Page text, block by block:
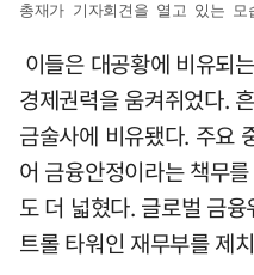
총재가 기자회견을 열고 있는 모
이들은 대공황에 비유되
경제권력을 움켜쥐었다.
금술사에 비유됐다. 주요
어 금융안정이라는 책무
도 더 넓혔다. 글로벌 금
트롤 타워인 재무부를 제